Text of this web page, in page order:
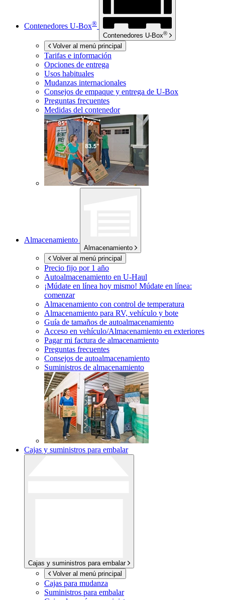
Contenedores U-Box®
Contenedores U-Box®
Volver al menú principal
Tarifas e información
Opciones de entrega
Usos habituales
Mudanzas internacionales
Consejos de empaque y entrega de U-Box
Preguntas frecuentes
Medidas del contenedor
Almacenamiento
Almacenamiento
Volver al menú principal
Precio fijo por 1 año
Autoalmacenamiento en U-Haul
¡Múdate en línea hoy mismo! Múdate en línea:
comenzar
Almacenamiento con control de temperatura
Almacenamiento para RV, vehículo y bote
Guía de tamaños de autoalmacenamiento
Acceso en vehículo/Almacenamiento en exteriores
Pagar mi factura de almacenamiento
Preguntas frecuentes
Consejos de autoalmacenamiento
Suministros de almacenamiento
Cajas y suministros para embalar
Cajas y suministros para embalar
Volver al menú principal
Cajas para mudanza
Suministros para embalar